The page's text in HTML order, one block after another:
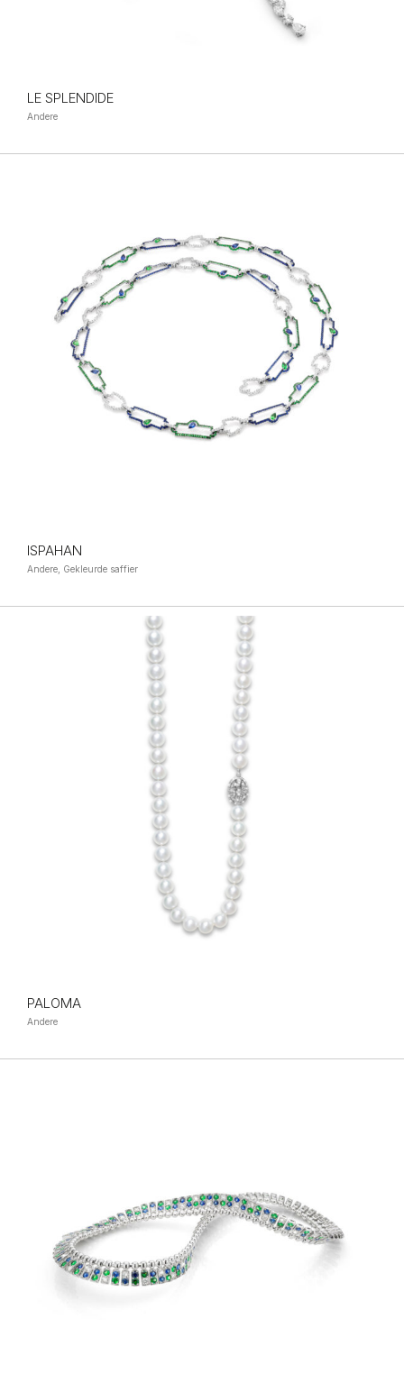
LE SPLENDIDE
Andere
ISPAHAN
Andere, Gekleurde saffier
PALOMA
Andere